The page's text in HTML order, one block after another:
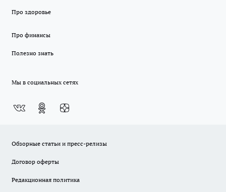
Про здоровье
Про финансы
Полезно знать
Мы в социальных сетях
Обзорные статьи и пресс-релизы
Договор оферты
Редакционная политика